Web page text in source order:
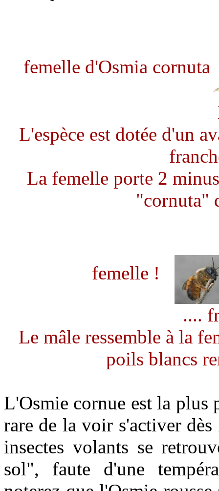
femelle d'Osmia cornuta
L'espèce est dotée d'un
La femelle porte 2
"cornuta"
femelle !
....
Le mâle ressemble à la
poils blancs
L'Osmie cornue est la plus
rare de la voir s'activer
insectes volants se
sol", faute d'une